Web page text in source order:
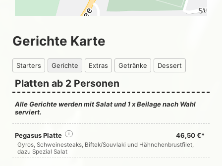
Gerichte Karte
Starters Gerichte Extras Getränke Dessert
Platten ab 2 Personen
Alle Gerichte werden mit Salat und 1 x Beilage nach Wahl
serviert.
Pegasus Platte 46,50 €*
i
Gyros, Schweinesteaks, Biftek/Souvlaki und Hähnchenbrustfilet,
dazu Spezial Salat